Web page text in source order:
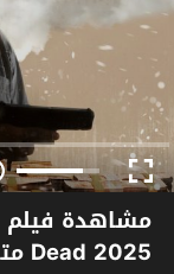
Dead 2025 مترجم